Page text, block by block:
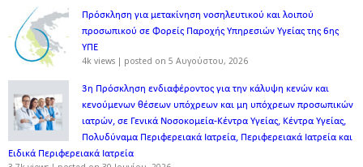
Πρόσκληση για μετακίνηση νοσηλευτικού και λοιπού
προσωπικού σε Φορείς Παροχής Υπηρεσιών Υγείας της 6ης
ΥΠΕ
4k views | posted on 5 Αυγούστου, 2026
3η Πρόσκληση ενδιαφέροντος για την κάλυψη κενών και
κενούμενων θέσεων υπόχρεων και μη υπόχρεων προσωπικών
ιατρών, σε Γενικά Νοσοκομεία-Κέντρα Υγείας, Κέντρα Υγείας,
Πολυδύναμα Περιφερειακά Ιατρεία, Περιφερειακά Ιατρεία και
Ειδικά Περιφερειακά Ιατρεία